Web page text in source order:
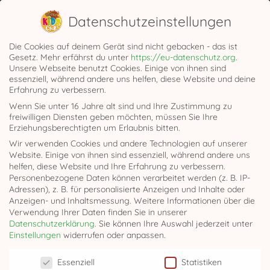
Rückgaberecht Kostenloser Versandab 50 €
0
PUBLISHED8. NOVEMBER 2019 AT 900×627 INSCHOKO-
KIDS-CLUB-SLIDER-REZEPTE-02.
Datenschutzeinstellungen
Die Cookies auf deinem Gerät sind nicht gebacken - das ist
Gesetz. Mehr erfährst du unter https://eu-datenschutz.org.
Unsere Webseite benutzt Cookies. Einige von ihnen sind
essenziell, während andere uns helfen, diese Website und deine
Erfahrung zu verbessern.
Wenn Sie unter 16 Jahre alt sind und Ihre Zustimmung zu
freiwilligen Diensten geben möchten, müssen Sie Ihre
Erziehungsberechtigten um Erlaubnis bitten.
Wir verwenden Cookies und andere Technologien auf unserer
Website. Einige von ihnen sind essenziell, während andere uns
helfen, diese Website und Ihre Erfahrung zu verbessern.
Personenbezogene Daten können verarbeitet werden (z. B. IP-
Adressen), z. B. für personalisierte Anzeigen und Inhalte oder
Anzeigen- und Inhaltsmessung. Weitere Informationen über die
Verwendung Ihrer Daten finden Sie in unserer
Datenschutzerklärung. Sie können Ihre Auswahl jederzeit unter
Einstellungen widerrufen oder anpassen.
Essenziell Statistiken